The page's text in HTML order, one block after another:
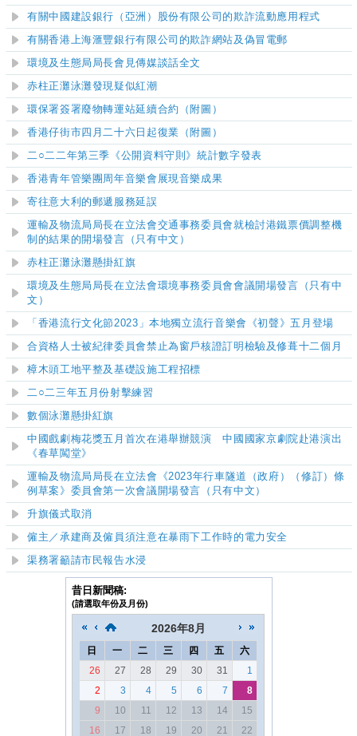
有關中國建設銀行（亞洲）股份有限公司的欺詐流動應用程式
有關香港上海滙豐銀行有限公司的欺詐網站及偽冒電郵
環境及生態局局長會見傳媒談話全文
赤柱正灘泳灘發現疑似紅潮
環保署簽署廢物轉運站延續合約（附圖）
香港仔街市四月二十六日起復業（附圖）
二○二二年第三季《公開資料守則》統計數字發表
香港青年管樂團周年音樂會展現音樂成果
寄往意大利的郵遞服務延誤
運輸及物流局局長在立法會交通事務委員會就檢討港鐵票價調整機
制的結果的開場發言（只有中文）
赤柱正灘泳灘懸掛紅旗
環境及生態局局長在立法會環境事務委員會會議開場發言（只有中
文）
「香港流行文化節2023」本地獨立流行音樂會《初聲》五月登場
合資格人士被紀律委員會禁止為窗戶核證訂明檢驗及修葺十二個月
樟木頭工地平整及基礎設施工程招標
二○二三年五月份射擊練習
數個泳灘懸掛紅旗
中國戲劇梅花獎五月首次在港舉辦競演
中國國家京劇院赴港演出
《春草闖堂》
運輸及物流局局長在立法會《2023年行車隧道（政府）（修訂）條
例草案》委員會第一次會議開場發言（只有中文）
升旗儀式取消
僱主／承建商及僱員須注意在暴雨下工作時的電力安全
渠務署籲請市民報告水浸
昔日新聞稿:
(請選取年份及月份)
2026年8月
日 一 二 三 四 五
六
26
27 28 29 30 31
1
2
3 4 5 6 7
8
9
10 11 12 13 14
15
16
17 18 19 20 21 22